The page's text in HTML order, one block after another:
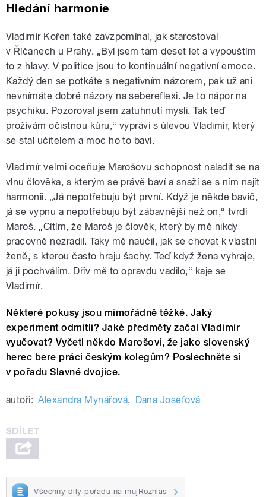
Hledání harmonie
Vladimír Kořen také zavzpomínal, jak starostoval
v Říčanech u Prahy. „Byl jsem tam deset let a vypouštím
to z hlavy. V politice jsou to kontinuální negativní emoce.
Každý den se potkáte s negativním názorem, pak už ani
nevnímáte dobré názory na sebereflexi. Je to nápor na
psychiku. Pozoroval jsem zatuhnutí mysli. Tak teď
prožívám očistnou kúru,“ vypráví s úlevou Vladimír, který
se stal učitelem a moc ho to baví.
Vladimír velmi oceňuje Marošovu schopnost naladit se na
vlnu člověka, s kterým se právě baví a snaží se s ním najít
harmonii. „Já nepotřebuju být první. Když je někde bavič,
já se vypnu a nepotřebuju být zábavnější než on,“ tvrdí
Maroš. „Cítím, že Maroš je člověk, který by mě nikdy
pracovně nezradil. Taky mě naučil, jak se chovat k vlastní
ženě, s kterou často hraju šachy. Teď když žena vyhraje,
já ji pochválím. Dřív mě to opravdu vadilo,“ kaje se
Vladimír.
Některé pokusy jsou mimořádně těžké. Jaký
experiment odmítli? Jaké předměty začal Vladimír
vyučovat? Vyčetl někdo Marošovi, že jako slovenský
herec bere práci českým kolegům? Poslechněte si
v pořadu Slavné dvojice.
autoři: Alexandra Mynářová, Dana Josefová
Všechny díly pořadu na mujRozhlas